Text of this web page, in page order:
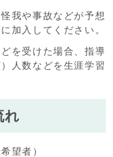
我や事故などが予想
加入してください。
を受けた場合、指導
人数などを生涯学習
れ
望者）